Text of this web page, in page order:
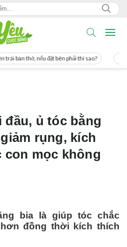
thì sao? Cách uống nước mía giúp
đầu, ủ tóc bằng
rụng, kích
con mọc không
bia là giúp tóc chắc
đồng thời kích thích